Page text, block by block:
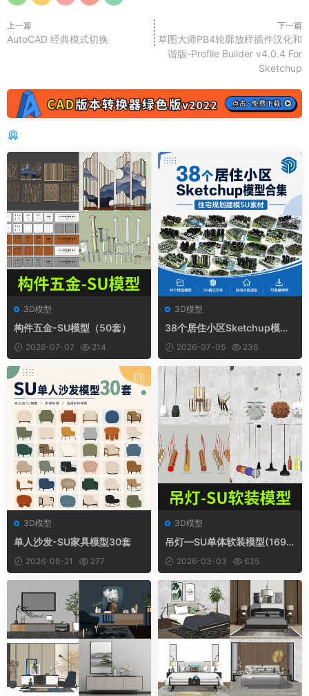
上一篇
AutoCAD 经典模式切换
下一篇
草图大师PB4轮廓放样插件汉化和
谐版-Profile Builder v4.0.4 For
Sketchup
3D模型
构件五金-SU模型（50套）
2026-07-07 214
3D模型
38个居住小区Sketchup模型
合集，住宅规划建模SU素材
2026-07-05 236
3D模型
单人沙发-SU家具模型30套
2026-06-21 277
3D模型
吊灯—SU单体软装模型(169
套)2026-03-03 635